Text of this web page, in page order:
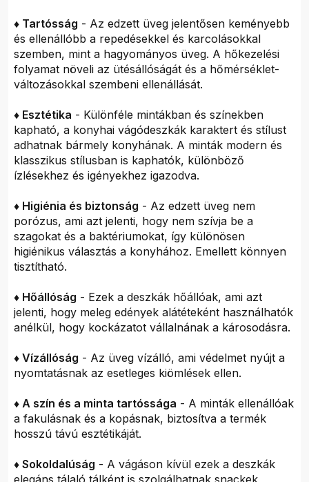
♦ Tartósság - Az edzett üveg jelentősen keményebb
és ellenállóbb a repedésekkel és karcolásokkal
szemben, mint a hagyományos üveg. A hőkezelési
folyamat növeli az ütésállóságát és a hőmérséklet-
változásokkal szembeni ellenállását.
♦ Esztétika - Különféle mintákban és színekben
kapható, a konyhai vágódeszkák karaktert és stílust
adhatnak bármely konyhának. A minták modern és
klasszikus stílusban is kaphatók, különböző
ízlésekhez és igényekhez igazodva.
♦ Higiénia és biztonság - Az edzett üveg nem
porózus, ami azt jelenti, hogy nem szívja be a
szagokat és a baktériumokat, így különösen
higiénikus választás a konyhához. Emellett könnyen
tisztítható.
♦ Hőállóság - Ezek a deszkák hőállóak, ami azt
jelenti, hogy meleg edények alátéteként használhatók
anélkül, hogy kockázatot vállalnának a károsodásra.
♦ Vízállóság - Az üveg vízálló, ami védelmet nyújt a
nyomtatásnak az esetleges kiömlések ellen.
♦ A szín és a minta tartóssága - A minták ellenállóak
a fakulásnak és a kopásnak, biztosítva a termék
hosszú távú esztétikáját.
♦ Sokoldalúság - A vágáson kívül ezek a deszkák